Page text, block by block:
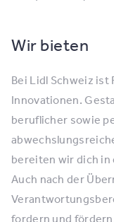
Wir bieten
Bei Lidl Schweiz ist
Innovationen.
beruflicher sowie
bereiten wir dich in
Auch nach der
fordern und